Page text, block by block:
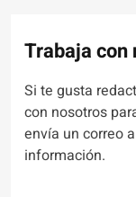
Trabaja con
Si te gusta
con nosotros
envía un correo
información.